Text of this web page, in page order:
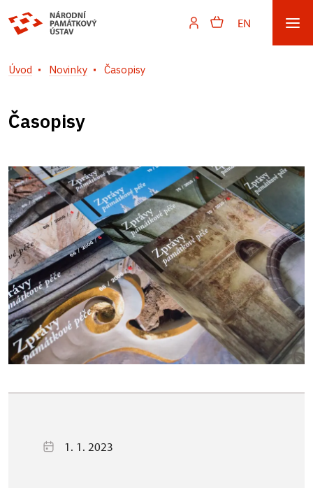
EN
Úvod Novinky Časopisy
Časopisy
1. 1. 2023